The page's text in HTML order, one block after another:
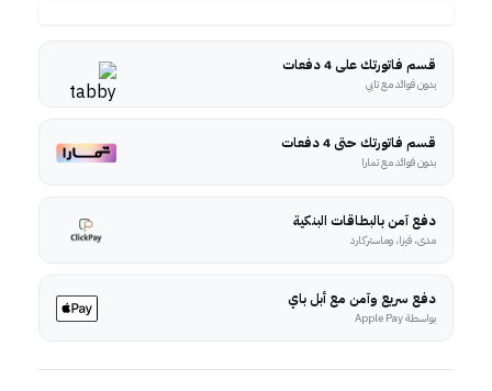
قسم فاتورتك على 4 دفعات
بدون فوائد مع تابي
قسم فاتورتك حتى 4 دفعات
بدون فوائد مع تمارا
دفع آمن بالبطاقات البنكية
مدى، فيزا، وماستركارد
دفع سريع وآمن مع أبل باي
بواسطة Apple Pay